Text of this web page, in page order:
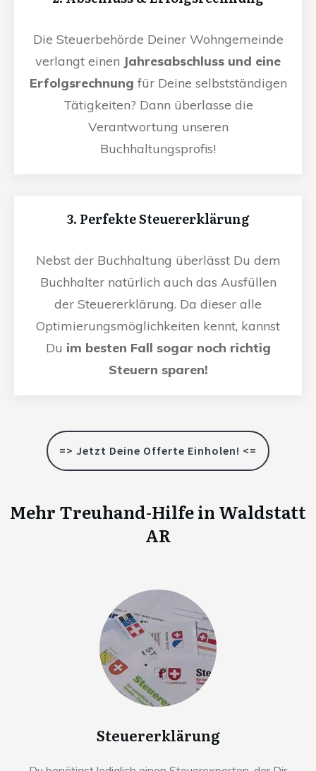
Die Steuerbehörde Deiner Wohngemeinde
verlangt einen Jahresabschluss und eine
Erfolgsrechnung für Deine selbstständigen
Tätigkeiten? Dann überlasse die
Verantwortung unseren
Buchhaltungsprofis!
3. Perfekte Steuererklärung
Nebst der Buchhaltung überlässt Du dem
Buchhalter natürlich auch das Ausfüllen
der Steuererklärung. Da dieser alle
Optimierungsmöglichkeiten kennt, kannst
Du im besten Fall sogar noch richtig
Steuern sparen!
=> Jetzt Deine Offerte Einholen! <=
Mehr Treuhand-Hilfe in Waldstatt
AR
Steuererklärung